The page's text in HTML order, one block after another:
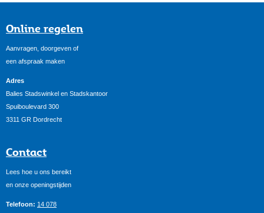
Online regelen
Aanvragen, doorgeven of
een afspraak maken
Adres
Balies Stadswinkel en Stadskantoor
Spuiboulevard 300
3311 GR Dordrecht
Contact
Lees hoe u ons bereikt
en onze openingstijden
Telefoon: 14 078